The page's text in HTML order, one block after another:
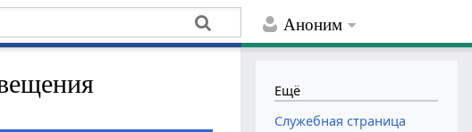
Аноним
Ещё
Служебная страница